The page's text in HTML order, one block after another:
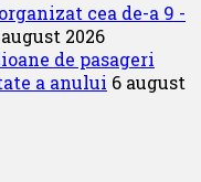
cea de-a 9 -
2026
de pasageri
a anului 6 august